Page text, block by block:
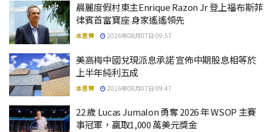
晨麗度假村東主Enrique Razon Jr 登上福布斯菲
律賓首富寶座 身家遙遙領先
本思齊 2026年08月07日 09:57
美高梅中國兌現派息承諾 宣佈中期股息相等於
上半年純利五成
本思齊 2026年08月07日 09:47
22 歲 Lucas Jumalon 勇奪 2026 年 WSOP 主賽
事冠軍，贏取1,000 萬美元獎金